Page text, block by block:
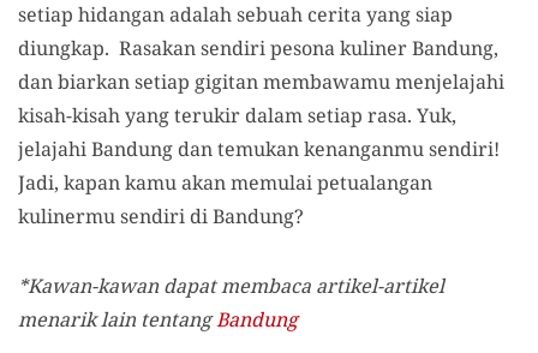
setiap hidangan adalah sebuah cerita yang siap
diungkap. Rasakan sendiri pesona kuliner Bandung,
dan biarkan setiap gigitan membawamu menjelajahi
kisah-kisah yang terukir dalam setiap rasa. Yuk,
jelajahi Bandung dan temukan kenanganmu sendiri!
Jadi, kapan kamu akan memulai petualangan
kulinermu sendiri di Bandung?
*Kawan-kawan dapat membaca artikel-artikel
menarik lain tentangBandung